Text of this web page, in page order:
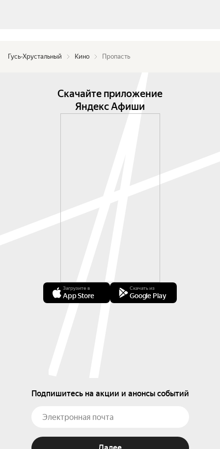
Гусь-Хрустальный Кино Пропасть
Скачайте приложение
Яндекс Афиши
Загрузите в
App Store
Скачать из
Google Play
Подпишитесь на акции и анонсы событий